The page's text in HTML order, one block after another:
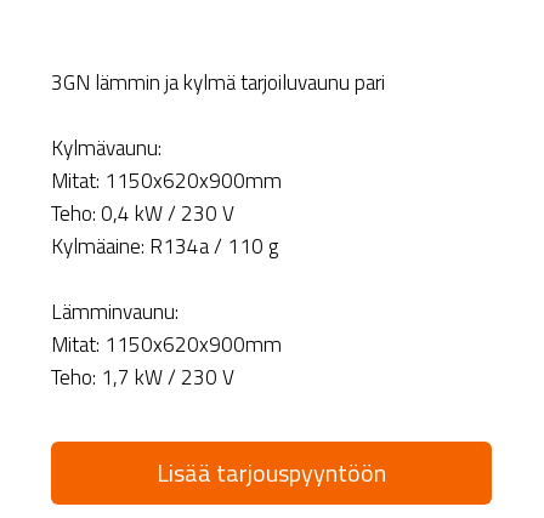
3GN lämmin ja kylmä tarjoiluvaunu pari
Kylmävaunu:
Mitat: 1150x620x900mm
Teho: 0,4 kW / 230 V
Kylmäaine: R134a / 110 g
Lämminvaunu:
Mitat: 1150x620x900mm
Teho: 1,7 kW / 230 V
Lisää tarjouspyyntöön